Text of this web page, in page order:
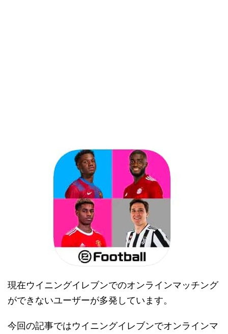
現在ウイニングイレブンでのオンラインマッチング
ができないユーザーが多発しています。
今回の記事ではウイニングイレブンでオンラインマ